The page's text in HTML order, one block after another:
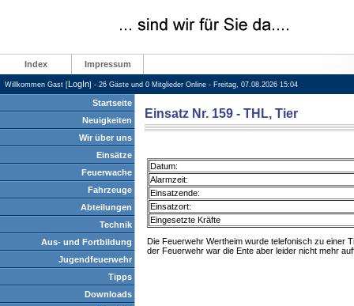
Index Impressum
Willkommen Gast [LogIn] - 26 Gäste und 0 Mitglieder Online - Freitag, 07.08.2026 15:04
Startseite
Neuigkeiten
Wir über uns
Einsätze
Feuerwache
Fahrzeuge
Abteilungen
Technik
Aus- und Fortbildung
Jugendfeuerwehr
Tipps
Downloads
Einsatz Nr. 159 - THL, Tier
Datum:
Alarmzeit:
Einsatzende:
Einsatzort:
Eingesetzte Kräfte
Die Feuerwehr Wertheim wurde telefonisch zu einer
der Feuerwehr war die Ente aber leider nicht mehr